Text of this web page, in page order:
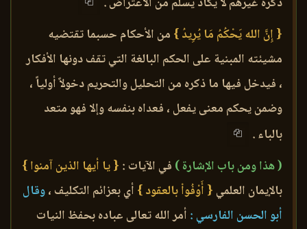
{ إِنَّ الله يَحْكُمُ مَا يُرِيدُ } من الأحكام حسبما تقتضيه
مشيئته المبنية على الحكم البالغة التي تقف دونها الأفكار
، فيدخل فيها ما ذكره من التحليل والتحريم دخولاً أولياً ،
وضمن يحكم معنى يفعل ، فعداه بنفسه وإلا فهو متعد
بالباء .
( هذا ومن باب الإشارة ) في الآيات : { يا أيها الذين آمنوا }
بالإيمان العلمي { أَوْفُواْ بالعقود } أي بعزائم التكليف ،وقال
أبو الحسن الفارسي : أمر الله تعالى عباده بحفظ النيات